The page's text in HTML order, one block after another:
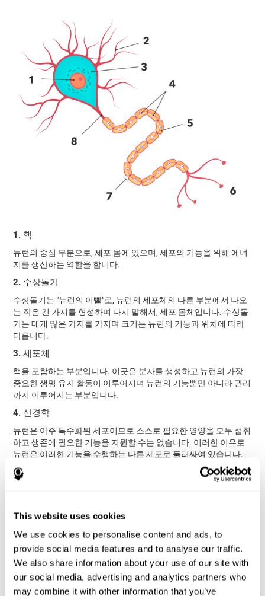
This website uses cookies
We use cookies to personalise content and ads, to
provide social media features and to analyse our traffic.
We also share information about your use of our site with
our social media, advertising and analytics partners who
may combine it with other information that you’ve
1. 핵
뉴런의 중심 부분으로, 세포 몸에 있으며, 세포의 기능을 위해 에너
지를 생산하는 역할을 합니다.
2. 수상돌기
수상돌기는 "뉴런의 이빨"로, 뉴런의 세포체의 다른 부분에서 나오
는 작은 긴 가지를 형성하며 다시 말해서, 세포 몸체입니다. 수상돌
기는 대개 많은 가지를 가지며 크기는 뉴런의 기능과 위치에 따라
다릅니다.
3. 세포체
핵을 포함하는 부분입니다. 이곳은 분자를 생성하고 뉴런의 가장
중요한 생명 유지 활동이 이루어지며 뉴런의 기능뿐만 아니라 관리
까지 이루어지는 부분입니다.
4. 신경학
뉴런은 아주 특수화된 세포이므로 스스로 필요한 영양을 모두 섭취
하고 생존에 필요한 기능을 지원할 수는 없습니다. 이러한 이유로
뉴런은 이러한 기능을 수행하는 다른 세포로 둘러싸여 있습니다.
성상 세포 희돌기교세포
(이것은 주로 중추 신경계의 축삭을 수초로 덮는데 책임이 있지만,
서 볼 수 있듯이 주로 말초 신경계의 축삭을 미엘린을 덮는 역할),
5. 미엘린
미엘린은 단백질과 지질로 구성된 물질입니다. 그것은 신경 축색
돌기 주위에 시스 (sheath)를 형성하여, 보호되고, 격리되며, 활동
전위의 전달이 최대 100배 더 효율적입니다. 중추 신경계에서 미엘